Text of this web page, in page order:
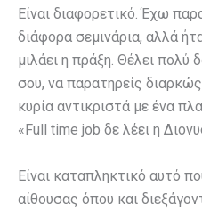
Είναι διαφορετικό. Έχω
διάφορα σεμινάρια, αλλά
μιλάει η πράξη. Θέλει πολύ
σου, να παρατηρείς
κυρία αντικριστά με ένα
«Full time job δε λέει η
Είναι καταπληκτικό αυτό
αίθουσας όπου και